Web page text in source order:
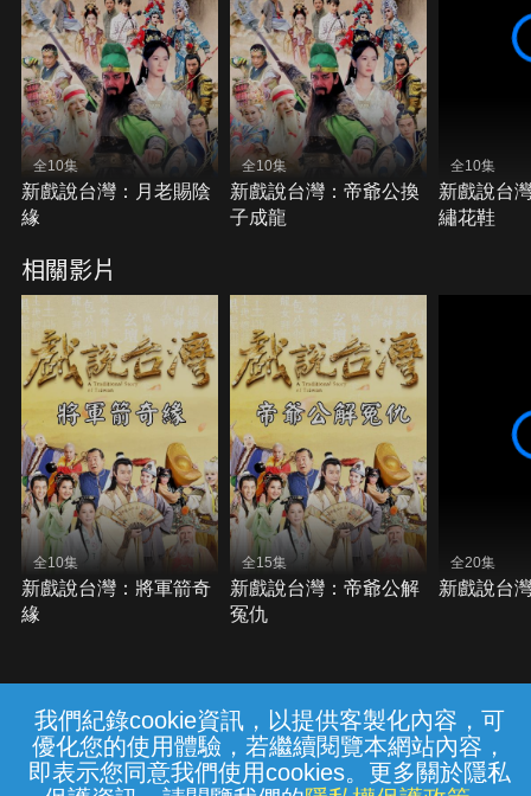
我們紀錄cookie資訊，以提供客製化內容，可
優化您的使用體驗，若繼續閱覽本網站內容，
即表示您同意我們使用cookies。更多關於隱私
全10集
新戲說台灣：月老賜陰
緣
全10集
新戲說台灣：帝爺公換
子成龍
全10集
新戲說台
繡花鞋
相關影片
全10集
新戲說台灣：將軍箭奇
緣
全15集
新戲說台灣：帝爺公解
冤仇
全20集
新戲說台
常見問題 線上客服 服務條款 隱私權保護
{{notifyMsg}}